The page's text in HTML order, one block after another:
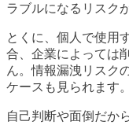
ラブルになるリスク
とくに、個人で使用
合、企業によっては
ん。情報漏洩リスク
ケースも見られます。
自己判断や面倒だか